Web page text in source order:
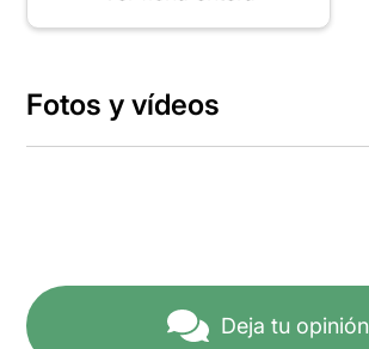
Fotos y vídeos
Deja tu opinión